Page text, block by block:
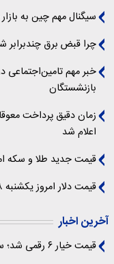
سیگنال‌ مهم چین به
چرا قبض برق چندبرابر
خبر مهم تامین‌اجتماعی
بازنشستگان
زمان دقیق پرداخت
اعلام شد
قیمت جدید طلا و سکه امروز ۱۹
قیمت دلار امروز یکشنبه ۱۸ مرداد ۱۴۰۵
آخرین اخبار
قیمت خیار ۶ رقمی شد؛ سالاد هم از سفره مردم پر می‌کشد؟